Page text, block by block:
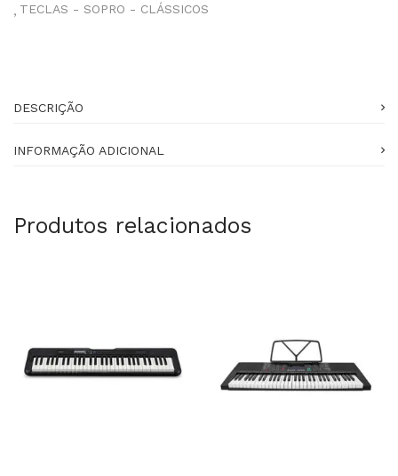
TECLAS - SOPRO - CLÁSSICOS
DESCRIÇÃO
INFORMAÇÃO ADICIONAL
Produtos relacionados